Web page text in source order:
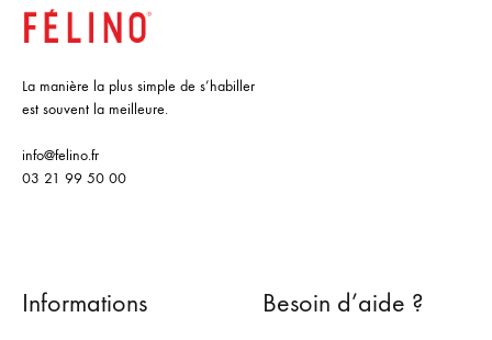
La manière la plus simple de s’habiller
est souvent la meilleure.
info@felino.fr
03 21 99 50 00
Informations Besoin d’aide ?